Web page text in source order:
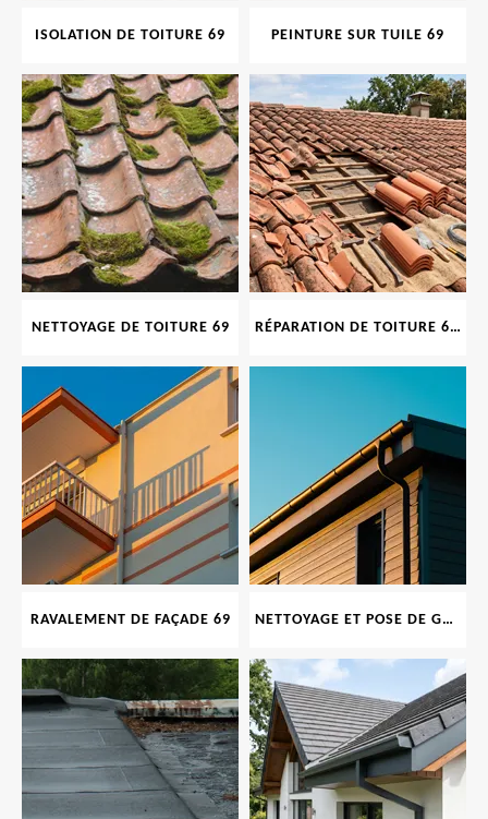
ISOLATION DE TOITURE 69 PEINTURE SUR TUILE 69
NETTOYAGE DE TOITURE 69 RÉPARATION DE TOITURE 69 RHONE, TUILES CASSÉES OU ABIMÉES
RAVALEMENT DE FAÇADE 69 NETTOYAGE ET POSE DE GOUTTIÈRE 69